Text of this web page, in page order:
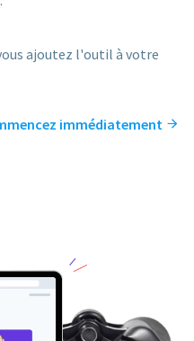
ajoutez l'outil à votre
immédiatement